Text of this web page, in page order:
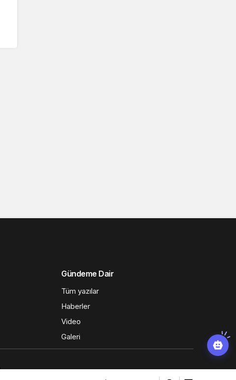
Gündeme Dair
Tüm yazılar
Haberler
Video
Galeri